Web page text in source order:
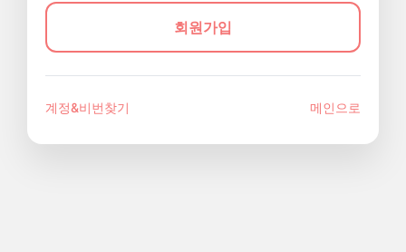
회원가입
계정&비번찾기 메인으로